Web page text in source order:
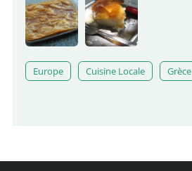
Europe Cuisine Locale Grèce